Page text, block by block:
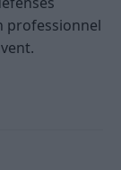
professionnel